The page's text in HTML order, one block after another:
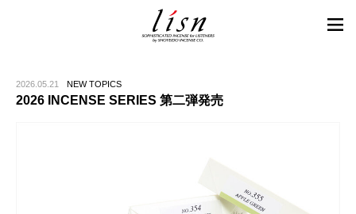
2026.05.21 NEW TOPICS
2026 INCENSE SERIES 第二弾発売